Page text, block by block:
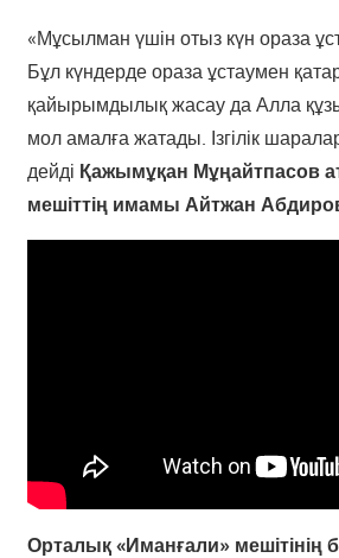
«Мұсылман үшін отыз күн ораза
Бұл күндерде ораза ұстаумен
қайырымдылық жасау да Алла
мол амалға жатады. Ізгілік
дейді Қажымұқан Мұңайтпасов
мешіттің имамы Айтжан
Орталық «Иманғали» мешітінің